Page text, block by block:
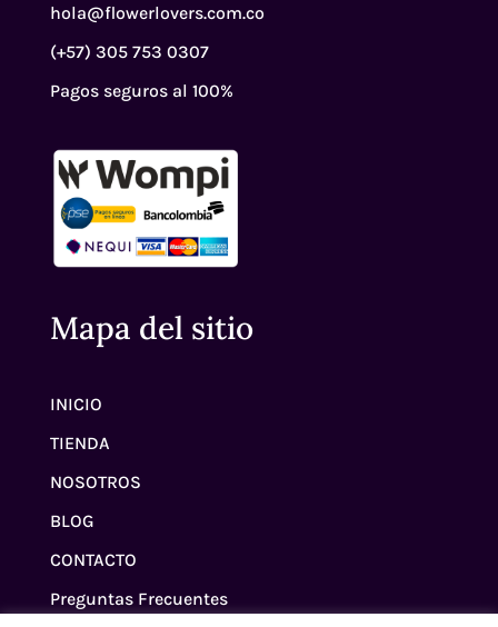
hola@flowerlovers.com.co
(+57) 305 753 0307
Pagos seguros al 100%
Mapa del sitio
INICIO
TIENDA
NOSOTROS
BLOG
CONTACTO
Preguntas Frecuentes